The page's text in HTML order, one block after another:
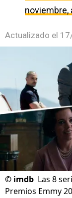
noviembre,
Actualizado el
© imdb Las 8
Premios Emmy